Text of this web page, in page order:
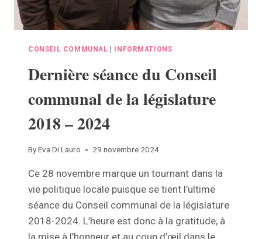
CONSEIL COMMUNAL | INFORMATIONS
Dernière séance du Conseil
communal de la législature
2018 – 2024
ByEva Di Lauro 29 novembre 2024
Ce 28 novembre marque un tournant dans la
vie politique locale puisque se tient l’ultime
séance du Conseil communal de la législature
2018-2024. L’heure est donc à la gratitude, à